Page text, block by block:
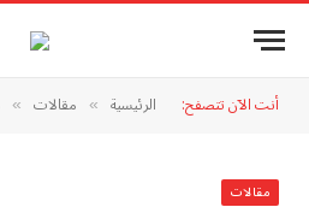
أنت الآن تتصفح: الرئيسية » مقالات »
مقالات